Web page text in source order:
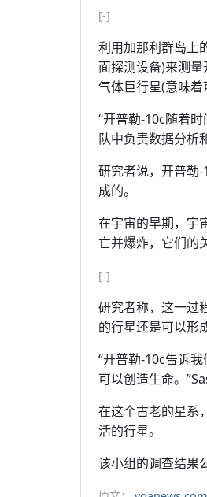
[-]
利用加那利群岛上
面探测设备)来测
气体巨行星(意味着
“开普勒-10c随着
队中负责数据分析
研究者说，开普勒
成的。
在宇宙的早期，宇
亡并爆炸，它们的
[-]
研究者称，这一过
的行星还是可以形
“开普勒-10c告诉
可以创造生命。
在这个古老的星系
活的行星。
该小组的调查结果